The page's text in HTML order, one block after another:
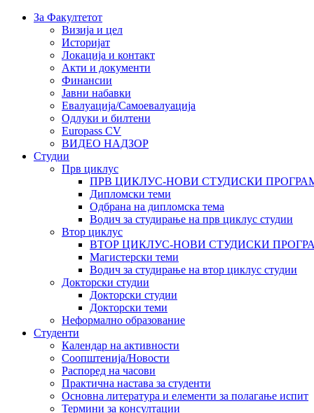
За Факултетот
Визија и цел
Историјат
Локација и контакт
Акти и документи
Финансии
Јавни набавки
Евалуација/Самоевалуација
Одлуки и билтени
Europass CV
ВИДЕО НАДЗОР
Студии
Прв циклус
ПРВ ЦИКЛУС-НОВИ СТУДИСКИ
Дипломски теми
Одбрана на дипломска тема
Водич за студирање на прв циклус студии
Втор циклус
ВТОР ЦИКЛУС-НОВИ СТУДИСКИ
Магистерски теми
Водич за студирање на втор циклус студии
Докторски студии
Докторски студии
Докторски теми
Неформално образование
Студенти
Календар на активности
Соопштенија/Новости
Распоред на часови
Практична настава за студенти
Основна литература и елементи за полагање испит
Термини за консултации